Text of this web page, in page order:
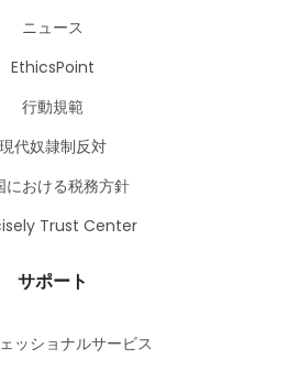
ニュース
EthicsPoint
行動規範
現代奴隷制反対
における税務方針
Trust Center
サポート
ッショナルサービス